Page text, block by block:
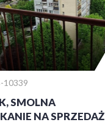
10339
SMOLNA
NA SPRZEDAŻ